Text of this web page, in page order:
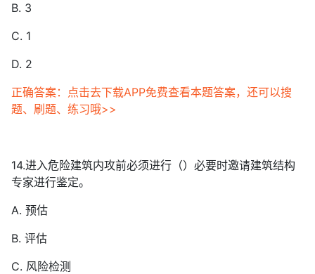
B. 3
C. 1
D. 2
正确答案：点击去下载APP免费查看本题答案，还可以搜
题、刷题、练习哦>>
14.进入危险建筑内攻前必须进行（）必要时邀请建筑结构
专家进行鉴定。
A. 预估
B. 评估
C. 风险检测